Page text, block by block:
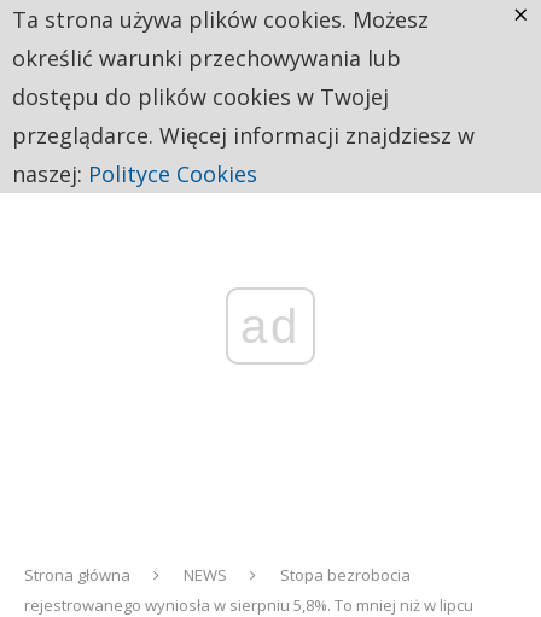
ad
Strona główna NEWS
Stopa bezrobocia
rejestrowanego wyniosła w sierpniu 5,8%. To mniej niż w lipcu
Ta strona używa plików cookies. Możesz
określić warunki przechowywania lub
dostępu do plików cookies w Twojej
przeglądarce. Więcej informacji znajdziesz w
naszej: Polityce Cookies
×